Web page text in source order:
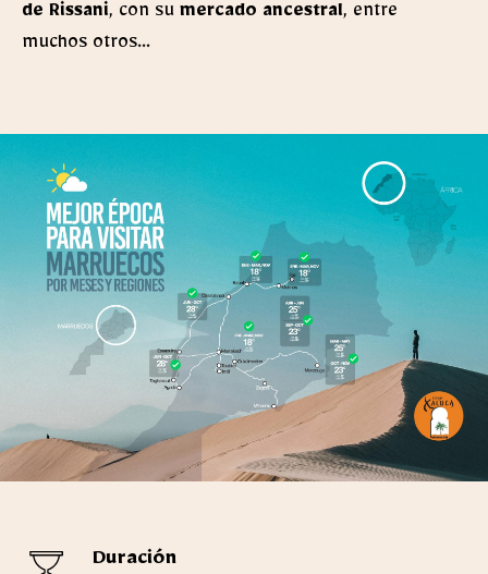
de Rissani, con su mercado ancestral, entre
muchos otros…
Duración